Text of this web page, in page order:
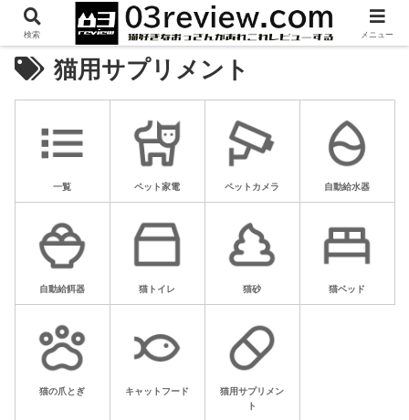
猫用サプリメント
一覧 ペット家電 ペットカメラ 自動給水器
自動給餌器 猫トイレ 猫砂 猫ベッド
猫の爪とぎ キャットフード
猫用サプリメン
ト
検索 メニュー